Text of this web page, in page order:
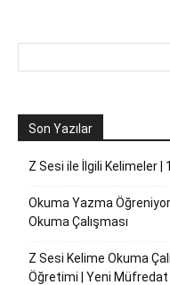
Son Yazılar
Z Sesi ile İlgili Kelimeler |
Okuma Yazma
Okuma Çalışması
Z Sesi Kelime Okuma
Öğretimi | Yeni